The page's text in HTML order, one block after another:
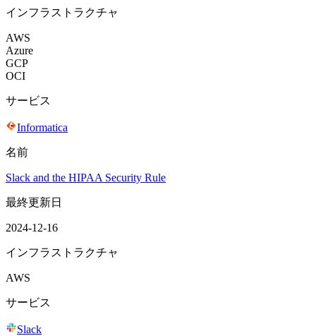
インフラストラクチャ
AWS
Azure
GCP
OCI
サービス
Informatica
名前
Slack and the HIPAA Security Rule
最終更新日
2024-12-16
インフラストラクチャ
AWS
サービス
Slack